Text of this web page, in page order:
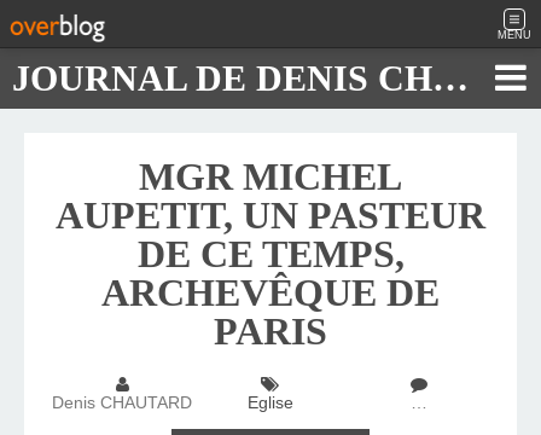
MENU
JOURNAL DE DENIS CHAUTARD
MGR MICHEL
AUPETIT, UN PASTEUR
DE CE TEMPS,
ARCHEVÊQUE DE
PARIS
Denis CHAUTARD Eglise …